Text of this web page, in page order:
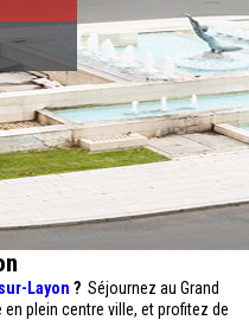
Layon ? Séjournez au Grand
plein centre ville, et profitez de